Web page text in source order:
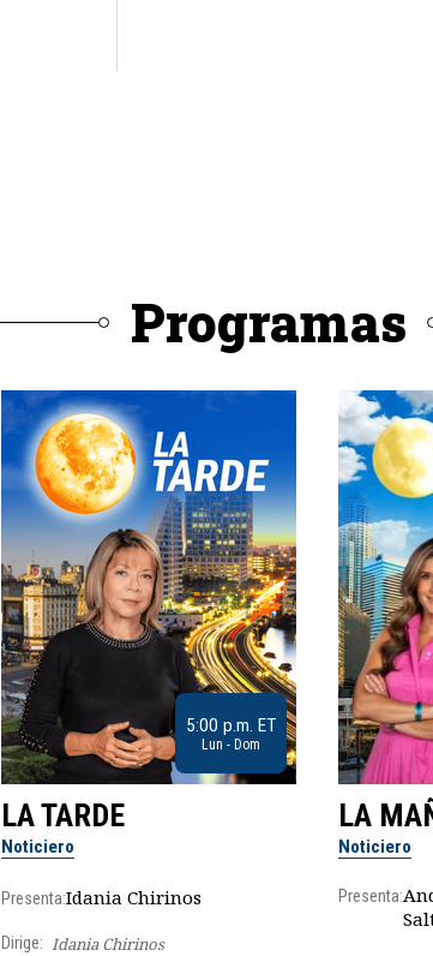
Programas
5:00 p.m. ET
Lun - Dom
LA TARDE
Noticiero
Presenta:Idania Chirinos
Dirige: Idania Chirinos
LA
Noticiero
Presenta: